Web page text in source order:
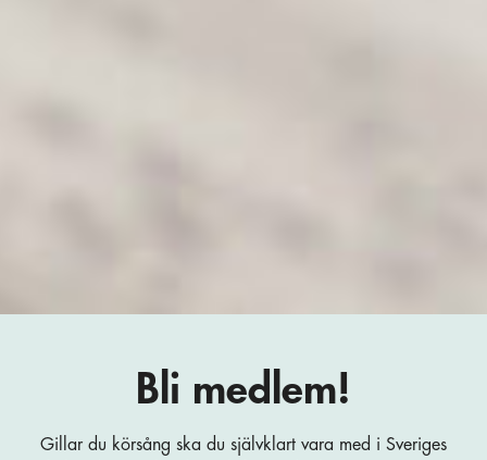
Bli medlem!
Gillar du körsång ska du självklart vara med i Sveriges